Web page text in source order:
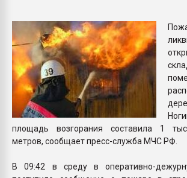
площадь возгорания составила 1
метров, сообщает пресс-служба МЧС РФ.
В 09:42 в среду в оперативно-